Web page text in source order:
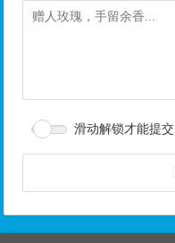
滑动解锁才能提交